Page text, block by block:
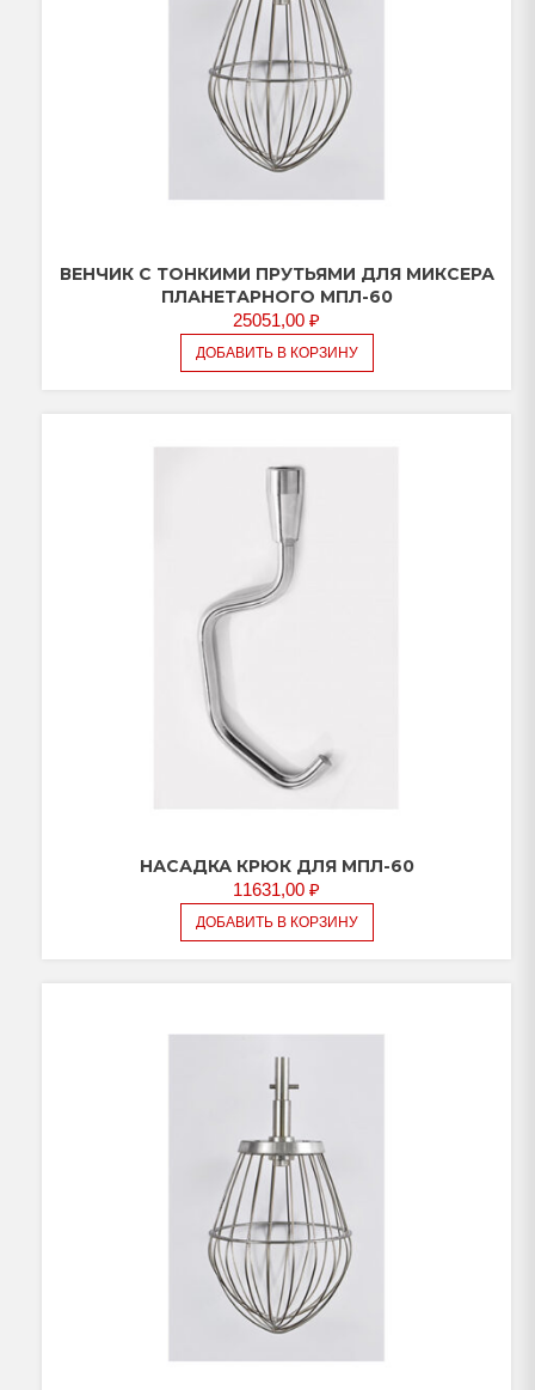
ВЕНЧИК С ТОНКИМИ ПРУТЬЯМИ ДЛЯ МИКСЕРА
ПЛАНЕТАРНОГО МПЛ-60
25051,00 ₽
ДОБАВИТЬ В КОРЗИНУ
НАСАДКА КРЮК ДЛЯ МПЛ-60
11631,00 ₽
ДОБАВИТЬ В КОРЗИНУ